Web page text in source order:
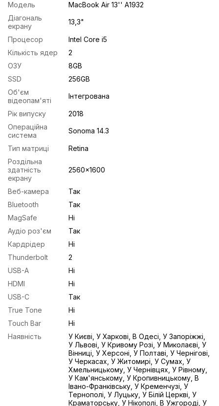
Модель
MacBook Air 13'' A1932
Діагональ
екрану
13,3"
Процесор
Intel Core i5
Кількість ядер
2
ОЗУ
8GB
SSD
256GB
Об'єм
відеопам'яті
Інтегрована
Рік випуску
2018
Операційна
система
Sonoma 14.3
Тип матриці
Retina
Роздільна
здатність
екрану
2560x1600
Веб-камера
Так
Bluetooth
Так
MagSafe
Ні
Аудіо роз'єм
Так
Кардрідер
Ні
Thunderbolt
2
USB-A
Ні
HDMI
Ні
USB-С
Так
True Tone
Ні
Touch Bar
Ні
Наявність
У Києві, У Харкові, В Одесі, У Запоріжжі,
У Львові, У Кривому Розі, У Миколаєві, У
Вінниці, У Херсоні, У Полтаві, У Чернігові,
У Черкасах, У Житомирі, У Сумах, У
Хмельницькому, У Чернівцях, У Рівному,
У Кам'янському, У Кропивницькому, В
Івано-Франківську, У Кременчузі, У
Тернополі, У Луцьку, У Білій Церкві, У
Краматорську, У Нікополі, В Ужгороді, У